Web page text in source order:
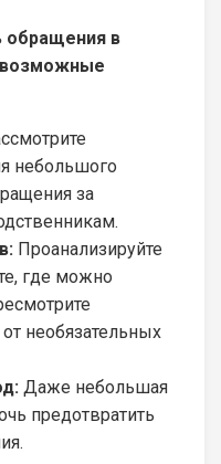
обращения в
возможные
небольшого
за
Проанализируйте
где можно
необязательных
Даже небольшая
предотвратить